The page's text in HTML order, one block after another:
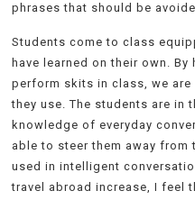
phrases that should be
Students come to class
have learned on their own.
perform skits in class, we
they use. The students are in
knowledge of everyday
able to steer them away
used in intelligent
travel abroad increase, I feel